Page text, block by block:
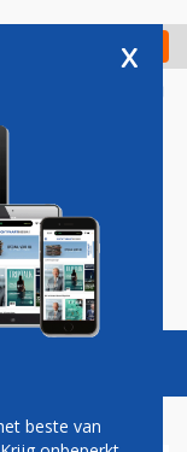
Check in
Vacatures
x
beste van